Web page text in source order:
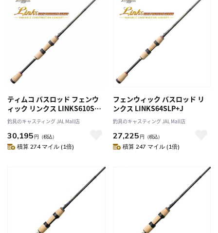
ティムコ バスロッド フェンウ
ィック リンクス LINKS610SMP
＋J スピニング
釣具のキャスティング JAL Mall店
30,195 円 （税込）
積算 274 マイル (1倍)
フェンウィック バスロッド リ
ンクス LINKS64SLP+J
釣具のキャスティング JAL Mall店
27,225 円 （税込）
積算 247 マイル (1倍)